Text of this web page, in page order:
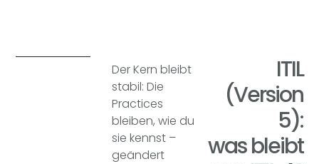
Der Kern bleibt
stabil: Die
Practices
bleiben, wie du
sie kennst –
geändert
ITIL
(Version
5):
was bleibt